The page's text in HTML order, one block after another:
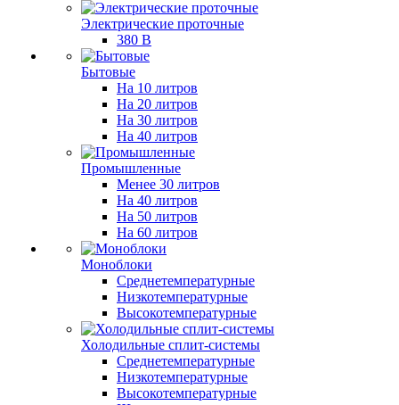
Электрические проточные
380 В
Бытовые
На 10 литров
На 20 литров
На 30 литров
На 40 литров
Промышленные
Менее 30 литров
На 40 литров
На 50 литров
На 60 литров
Моноблоки
Среднетемпературные
Низкотемпературные
Высокотемпературные
Холодильные сплит-системы
Среднетемпературные
Низкотемпературные
Высокотемпературные